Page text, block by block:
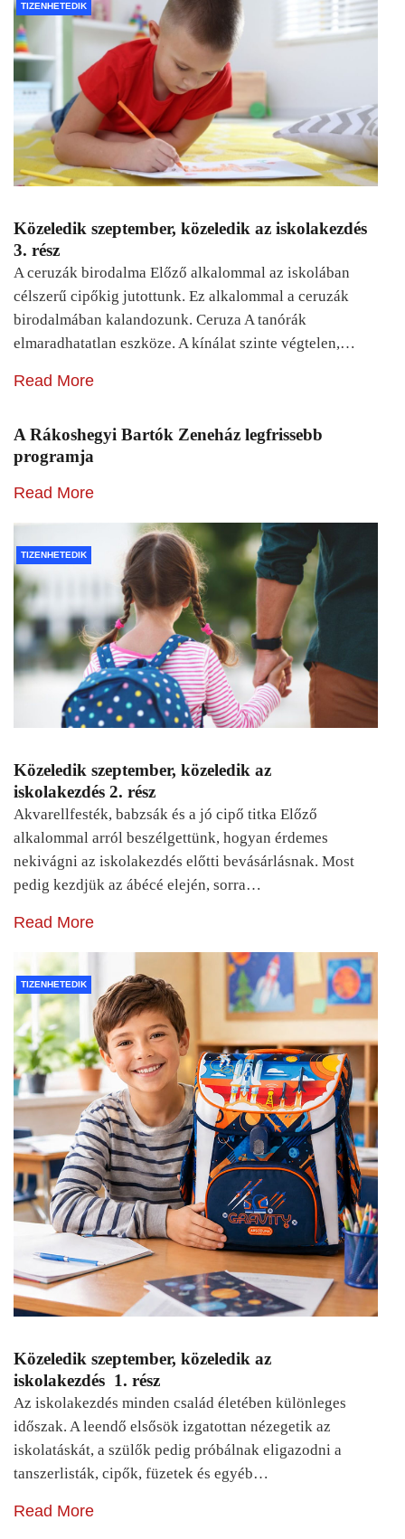
TIZENHETEDIK
Közeledik szeptember, közeledik az iskolakezdés
3. rész
A ceruzák birodalma Előző alkalommal az iskolában
célszerű cipőkig jutottunk. Ez alkalommal a ceruzák
birodalmában kalandozunk. Ceruza A tanórák
elmaradhatatlan eszköze. A kínálat szinte végtelen,…
Read More
A Rákoshegyi Bartók Zeneház legfrissebb
programja
Read More
TIZENHETEDIK
Közeledik szeptember, közeledik az
iskolakezdés 2. rész
Akvarellfesték, babzsák és a jó cipő titka Előző
alkalommal arról beszélgettünk, hogyan érdemes
nekivágni az iskolakezdés előtti bevásárlásnak. Most
pedig kezdjük az ábécé elején, sorra…
Read More
TIZENHETEDIK
Közeledik szeptember, közeledik az
iskolakezdés 1. rész
Az iskolakezdés minden család életében különleges
időszak. A leendő elsősök izgatottan nézegetik az
iskolatáskát, a szülők pedig próbálnak eligazodni a
tanszerlisták, cipők, füzetek és egyéb…
Read More